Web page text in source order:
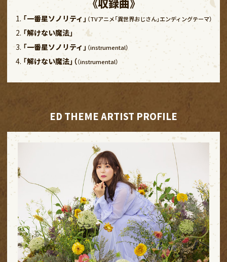
「一番星ソノリティ」 （TVアニメ「異世界おじさん」エンディングテーマ）
「解けない魔法」
「一番星ソノリティ」 （instrumental）
「解けない魔法」（（instrumental）
ED THEME ARTIST PROFILE